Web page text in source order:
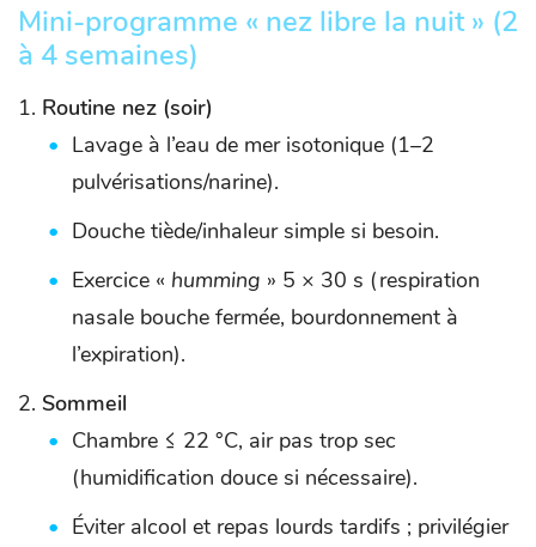
Mini-programme « nez libre la nuit » (2
à 4 semaines)
Routine nez (soir)
Lavage à l’eau de mer isotonique (1–2
pulvérisations/narine).
Douche tiède/inhaleur simple si besoin.
Exercice « humming » 5 × 30 s (respiration
nasale bouche fermée, bourdonnement à
l’expiration).
Sommeil
Chambre ≤ 22 °C, air pas trop sec
(humidification douce si nécessaire).
Éviter alcool et repas lourds tardifs ; privilégier